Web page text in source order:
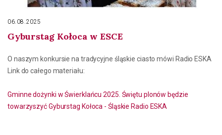
06.08.2025
Gyburstag Kołoca w ESCE
O naszym konkursie na tradycyjne śląskie ciasto mówi Radio ESKA
Link do całego materiału:
Gminne dożynki w Świerklańcu 2025. Świętu plonów będzie
towarzyszyć Gyburstag Kołoca - Śląskie Radio ESKA